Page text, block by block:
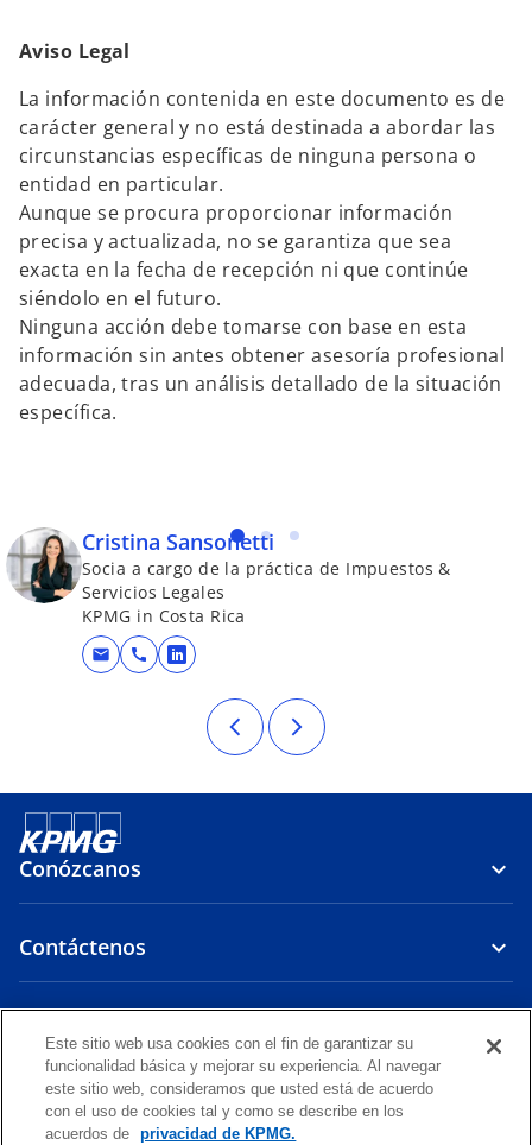
Aviso Legal
La información contenida en este documento es de
carácter general y no está destinada a abordar las
circunstancias específicas de ninguna persona o
entidad en particular.
Aunque se procura proporcionar información
precisa y actualizada, no se garantiza que sea
exacta en la fecha de recepción ni que continúe
siéndolo en el futuro.
Ninguna acción debe tomarse con base en esta
información sin antes obtener asesoría profesional
adecuada, tras un análisis detallado de la situación
específica.
Cristina Sansonetti
Socia a cargo de la práctica de Impuestos &
Servicios Legales
KPMG in Costa Rica
mail call se abre en una pestaña nueva
Conózcanos
Contáctenos
s
e
a
s
e
a
s
e
a
s
e
s
e
Aviso LegalPrivacidad Accessibilidad
Este sitio web usa cookies con el fin de garantizar su
funcionalidad básica y mejorar su experiencia. Al navegar
este sitio web, consideramos que usted está de acuerdo
con el uso de cookies tal y como se describe en los
acuerdos de
privacidad de KPMG.